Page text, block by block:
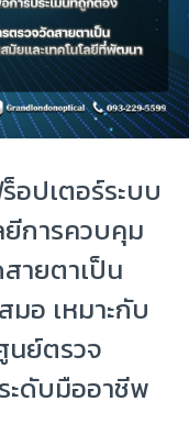
อปเตอร์ระบบ
การควบคุม
ายตาเป็น
มอ เหมาะกับ
นย์ตรวจ
ะดับมืออาชีพ